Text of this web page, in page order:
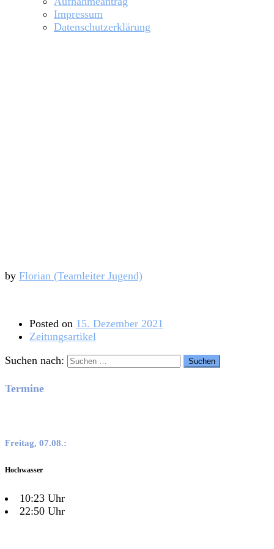
Impressum
Datenschutzerklärung
by Florian (Teamleiter Jugend)
Posted on 15. Dezember 2021
Zeitungsartikel
Suchen nach:
Termine
Freitag, 07.08.:
Hochwasser
10:23 Uhr
22:50 Uhr